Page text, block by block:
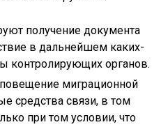
получение документа
в дальнейшем каких-
контролирующих органов.
миграционной
средства связи, в том
при том условии, что